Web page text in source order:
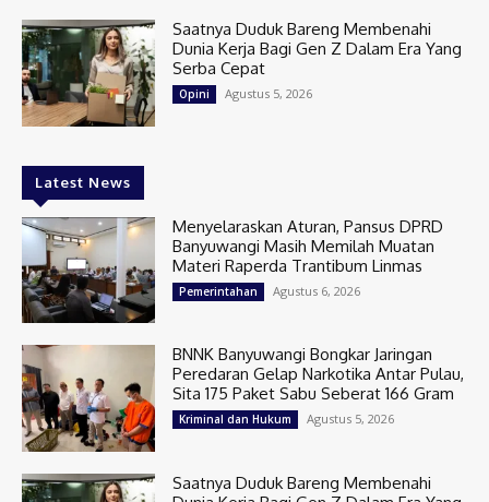
Saatnya Duduk Bareng Membenahi
Dunia Kerja Bagi Gen Z Dalam Era Yang
Serba Cepat
Opini Agustus 5, 2026
Latest News
Menyelaraskan Aturan, Pansus DPRD
Banyuwangi Masih Memilah Muatan
Materi Raperda Trantibum Linmas
Pemerintahan Agustus 6, 2026
BNNK Banyuwangi Bongkar Jaringan
Peredaran Gelap Narkotika Antar Pulau,
Sita 175 Paket Sabu Seberat 166 Gram
Kriminal dan Hukum Agustus 5, 2026
Saatnya Duduk Bareng Membenahi